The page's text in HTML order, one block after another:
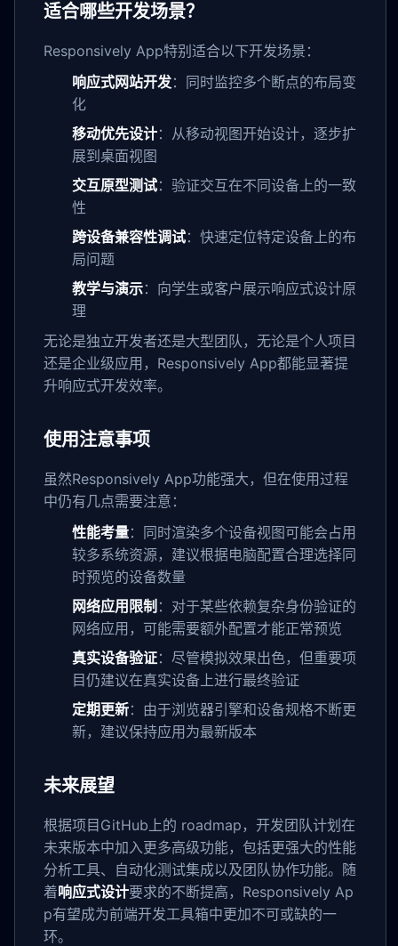
适合哪些开发场景？
Responsively App特别适合以下开发场景：
响应式网站开发：同时监控多个断点的布局变
化
移动优先设计：从移动视图开始设计，逐步扩
展到桌面视图
交互原型测试：验证交互在不同设备上的一致
性
跨设备兼容性调试：快速定位特定设备上的布
局问题
教学与演示：向学生或客户展示响应式设计原
理
无论是独立开发者还是大型团队，无论是个人项目
还是企业级应用，Responsively App都能显著提
升响应式开发效率。
使用注意事项
虽然Responsively App功能强大，但在使用过程
中仍有几点需要注意：
性能考量：同时渲染多个设备视图可能会占用
较多系统资源，建议根据电脑配置合理选择同
时预览的设备数量
网络应用限制 ：对于某些依赖复杂身份验证的
网络应用，可能需要额外配置才能正常预览
真实设备验证：尽管模拟效果出色，但重要项
目仍建议在真实设备上进行最终验证
定期更新：由于浏览器引擎和设备规格不断更
新，建议保持应用为最新版本
未来展望
根据项目GitHub上的 roadmap，开发团队计划在
未来版本中加入更多高级功能，包括更强大的性能
分析工具、自动化测试集成以及团队协作功能。随
着响应式设计要求的不断提高，Responsively Ap
p有望成为前端开发工具箱中更加不可或缺的一
环。